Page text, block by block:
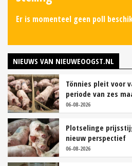
Er is momenteel geen poll
NIEUWS VAN NIEUWEOOGST.NL
Tönnies pleit voor
periode van zes
06-08-2026
Plotselinge
nieuw perspectief
06-08-2026